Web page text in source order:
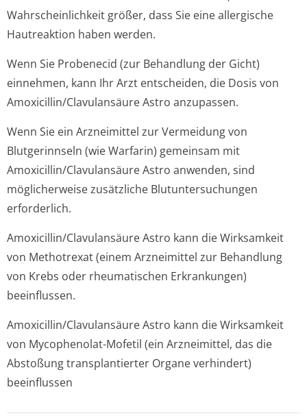
Wahrscheinlichkeit größer, dass Sie eine allergische
Hautreaktion haben werden.
Wenn Sie Probenecid (zur Behandlung der Gicht)
einnehmen, kann Ihr Arzt entscheiden, die Dosis von
Amoxicillin/Cla­vulansäure Astro anzupassen.
Wenn Sie ein Arzneimittel zur Vermeidung von
Blutgerinnseln (wie Warfarin) gemeinsam mit
Amoxicillin/Cla­vulansäure Astro anwenden, sind
möglicherweise zusätzliche Blutuntersuchungen
erforderlich.
Amoxicillin/Cla­vulansäure Astro kann die Wirksamkeit
von Methotrexat (einem Arzneimittel zur Behandlung
von Krebs oder rheumatischen Erkrankungen)
beeinflussen.
Amoxicillin/Cla­vulansäure Astro kann die Wirksamkeit
von Mycophenolat-Mofetil (ein Arzneimittel, das die
Abstoßung transplantierter Organe verhindert)
beeinflussen